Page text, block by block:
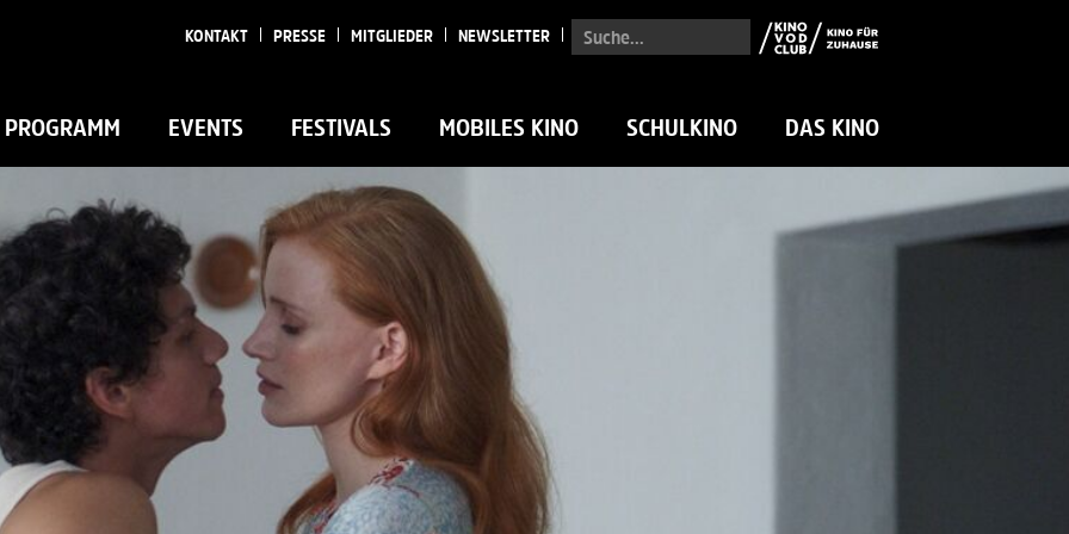
Suche...
PROGRAMM EVENTS FESTIVALS MOBILES KINO SCHULKINO DAS KINO
KONTAKT PRESSE MITGLIEDER NEWSLETTER